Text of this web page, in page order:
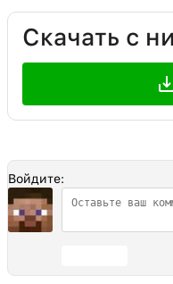
Скачать с
Войдите: